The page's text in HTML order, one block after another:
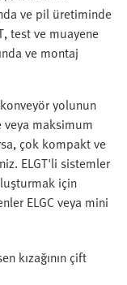
ve pil üretiminde
test ve muayene
ve montaj
yolunun
maksimum
çok kompakt ve
ELGT'li sistemler
için
ELGC veya mini
kızağının çift